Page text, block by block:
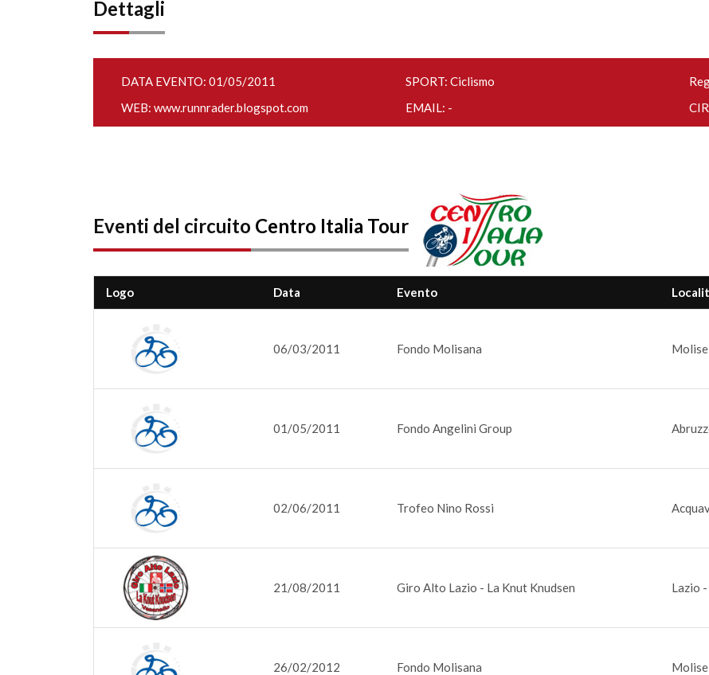
Dettagli
DATA EVENTO: 01/05/2011 SPORT: Ciclismo
WEB: www.runnrader.blogspot.com EMAIL: -
Eventi del circuito Centro Italia Tour
Logo Data Evento
06/03/2011 Fondo Molisana Molise
01/05/2011 Fondo Angelini Group
02/06/2011 Trofeo Nino Rossi
21/08/2011 Giro Alto Lazio - La Knut Knudsen Lazio
26/02/2012 Fondo Molisana Molise